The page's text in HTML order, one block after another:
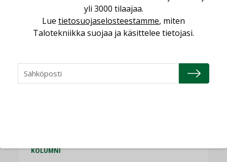
LEHDEN ARTIKKELIT ,TILAAJILLE
KATSO KAIKKI
KOLUMNI
yli 3000 tilaajaa.
Lue tietosuojaselosteestamme, miten
Talotekniikka suojaa ja käsittelee tietojasi.